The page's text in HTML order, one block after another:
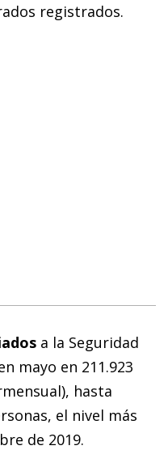
registrados.
a la Seguridad
mayo en 211.923
hasta
el nivel más
de 2019.